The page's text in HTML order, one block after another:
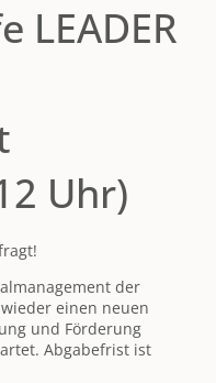
LEADER
Uhr)
der
wieder einen neuen
und Förderung
Abgabefrist ist